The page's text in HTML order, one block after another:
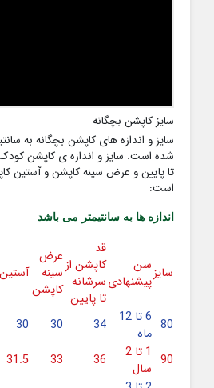
سایز کاپشن بچگانه
سایز و اندازه های کاپشن بچگانه به
شده است. سایز و اندازه ی کاپشن
تا پایین و عرض سینه کاپشن و آستین
است:
اندازه ها به سانتیمتر می باشد
سایزسن
پیشنهادی
قد
کاپشن از
سرشانه
تا پایین
عرض
سینه
کاپشن
آستین
80
6 تا 12
ماه
34
30
30
90
1 تا 2
سال
36
33
31.5